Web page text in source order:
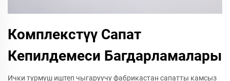
Комплекстүү Сапат
Кепилдемеси Багдарламалары
Ички турмуш иштеп чыгаруучу фабрикастан сапатты камсыз